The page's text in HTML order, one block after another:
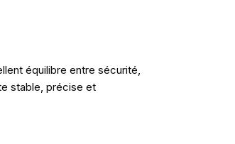
équilibre entre sécurité,
stable, précise et